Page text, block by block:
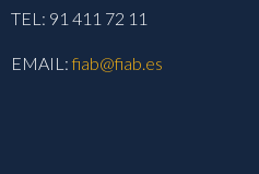
TEL: 91 411 72 11
EMAIL:fiab@fiab.es